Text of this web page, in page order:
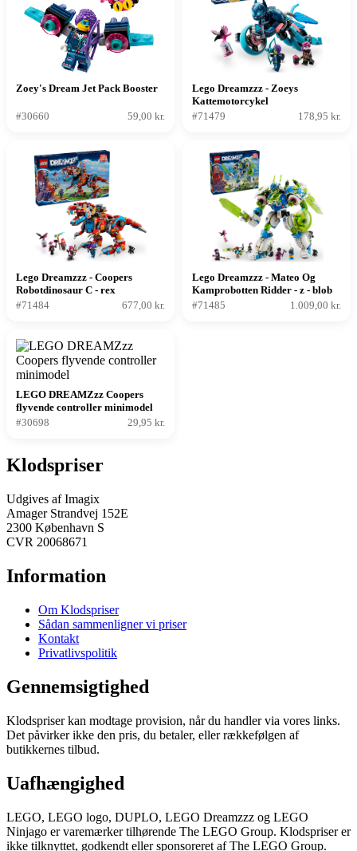
Zoey's Dream Jet Pack Booster
#30660 59,00 kr.
Lego Dreamzzz - Zoeys
Kattemotorcykel
#71479
178,95 kr.
Lego Dreamzzz - Coopers
Robotdinosaur C - rex
#71484
677,00 kr.
Lego Dreamzzz - Mateo Og
Kamprobotten Ridder - z - blob
#71485
1.009,00 kr.
LEGO DREAMZzz Coopers
flyvende controller minimodel
#30698
29,95 kr.
Klodspriser
Udgives af Imagix
Amager Strandvej 152E
2300 København S
CVR 20068671
Information
Om Klodspriser
Sådan sammenligner vi priser
Kontakt
Privatlivspolitik
Gennemsigtighed
Klodspriser kan modtage provision, når du handler via vores links.
Det påvirker ikke den pris, du betaler, eller rækkefølgen af
butikkernes tilbud.
Uafhængighed
LEGO, LEGO logo, DUPLO, LEGO Dreamzzz og LEGO
Ninjago er varemærker tilhørende The LEGO Group. Klodspriser er
ikke tilknyttet, godkendt eller sponsoreret af The LEGO Group.